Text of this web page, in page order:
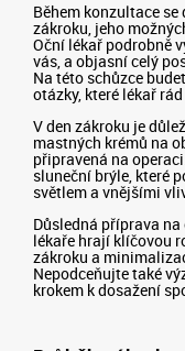
Během konzultace
zákroku, jeho
Oční lékař podrobně
vás, a objasní celý
Na této schůzce
otázky, které lékař
V den zákroku je
mastných krémů na
připravená na
sluneční brýle, které
světlem a vnějšími
Důsledná příprava
lékaře hrají klíčovou
zákroku a
Nepodceňujte také
krokem k dosažení